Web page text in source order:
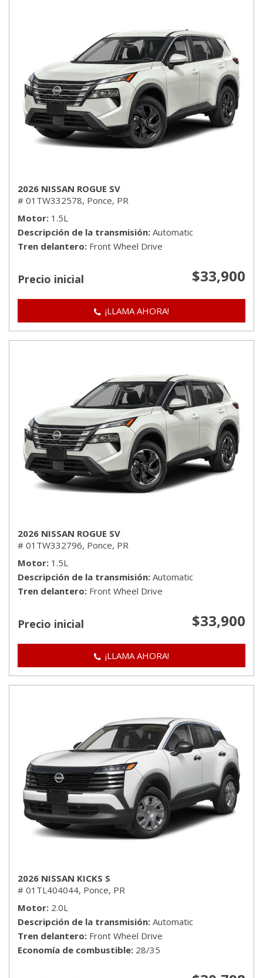
2026 NISSAN ROGUE SV
# 01TW332578, Ponce, PR
Motor 1.5L
Descripción de la transmisión Automatic
Tren delantero Front Wheel Drive
Precio inicial $33,900
¡LLAMA AHORA!
2026 NISSAN ROGUE SV
# 01TW332796, Ponce, PR
Motor 1.5L
Descripción de la transmisión Automatic
Tren delantero Front Wheel Drive
Precio inicial $33,900
¡LLAMA AHORA!
2026 NISSAN KICKS S
# 01TL404044, Ponce, PR
Motor 2.0L
Descripción de la transmisión Automatic
Tren delantero Front Wheel Drive
Economía de combustible 28/35